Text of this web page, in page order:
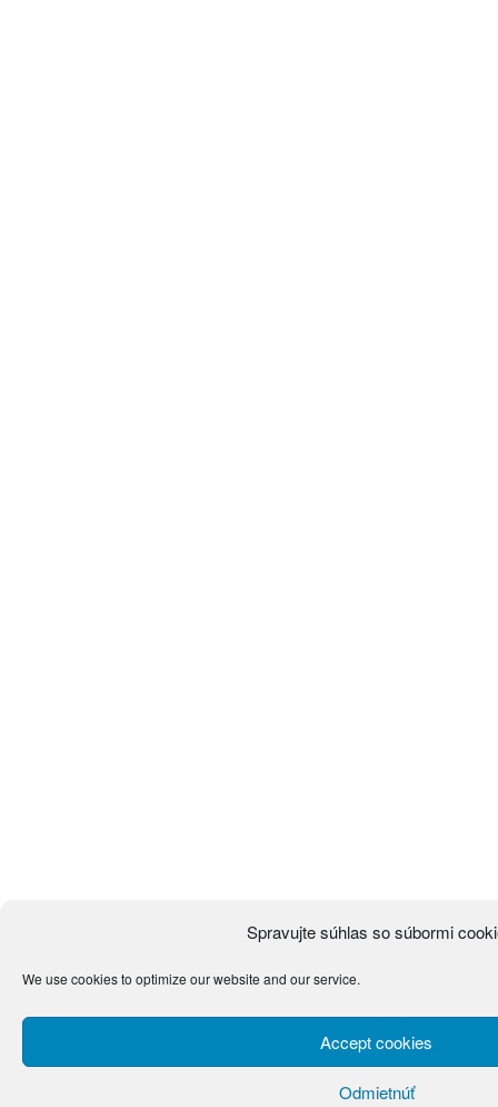
Spravujte súhlas so súbormi
We use cookies to optimize our website and our service.
Accept cookies
Odmietnúť